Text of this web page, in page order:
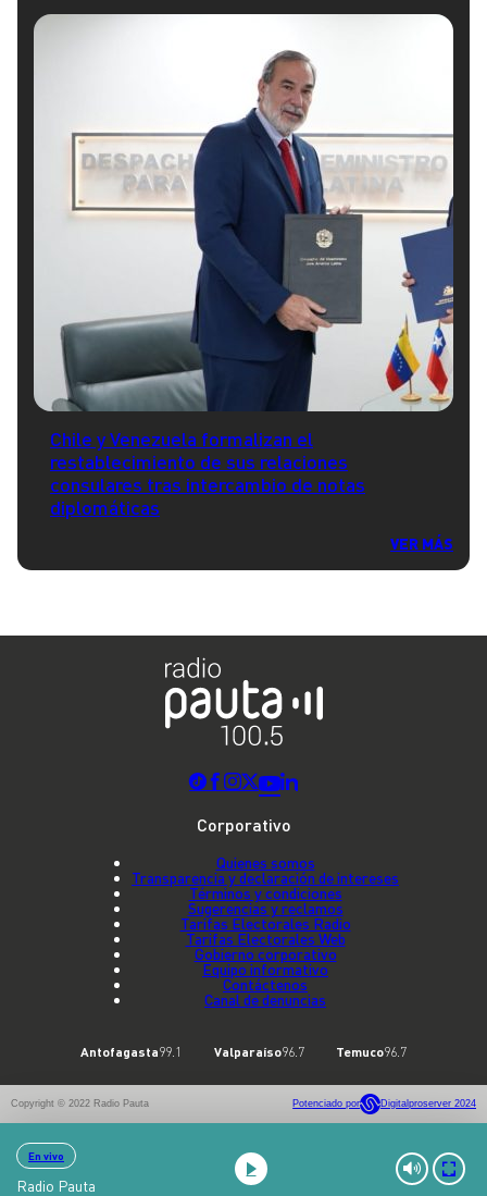
Chile y Venezuela formalizan el
restablecimiento de sus relaciones
consulares tras intercambio de notas
diplomáticas
VER MÁS
En vivo
Radio Pauta
Corporativo
Quienes somos
Transparencia y declaración de intereses
Términos y condiciones
Sugerencias y reclamos
Tarifas Electorales Radio
Tarifas Electorales Web
Gobierno corporativo
Equipo informativo
Contáctenos
Canal de denuncias
Antofagasta99.1 Valparaíso96.7 Temuco96.7
Copyright © 2022 Radio Pauta Potenciado por Digitalproserver 2024